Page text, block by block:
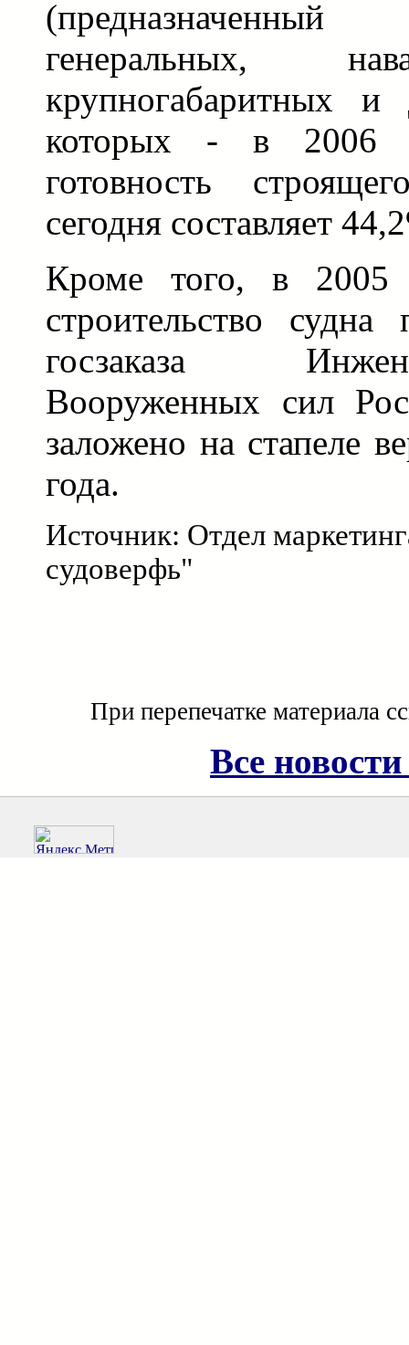
генеральных,
крупногабаритных и
которых - в 2006
готовность
сегодня составляет
Кроме того, в 2005
строительство
госзаказа
Вооруженных сил
заложено на стапеле
года.
Источник: Отдел
судоверфь"
При перепечатке материала
Все